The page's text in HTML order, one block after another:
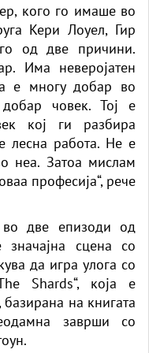
кого го имаше во
Кери Лоуел, Гир
од две причини.
Има неверојатен
е многу добар во
човек. Тој е
кој ги разбира
лесна работа. Не е
неа. Затоа мислам
професија“, рече
две епизоди од
значајна сцена со
да игра улога со
Shards“, која е
на книгата
заврши со